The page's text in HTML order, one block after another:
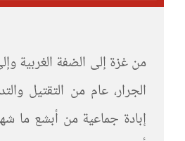
من غزة إلى الضفة الغربية
الجرار، عام من التقتيل
إبادة جماعية من أبشع ما